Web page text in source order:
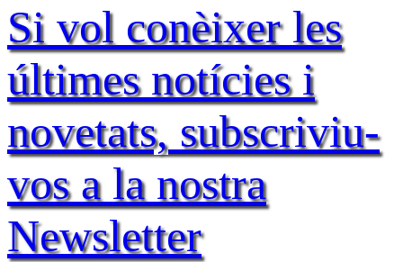
Si vol conèixer les
últimes notícies i
novetats, subscriviu-
vos a la nostra
Newsletter